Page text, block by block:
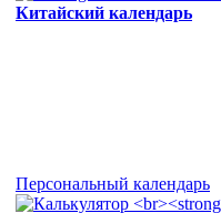
Китайский календарь
Персональный календарь